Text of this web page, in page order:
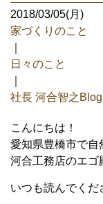
2018/03/05(月)
家づくりのこと
日々のこと
社長 河合智之Blog
こんにちは！
愛知県豊橋市で自
河合工務店のエゴ
いつも読んでくだ